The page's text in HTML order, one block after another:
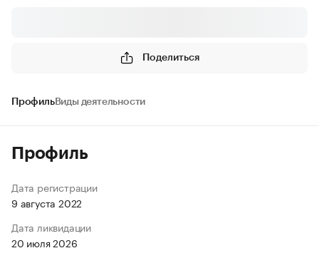
Поделиться
ПрофильВиды деятельности
Профиль
Дата регистрации
9 августа 2022
Дата ликвидации
20 июля 2026